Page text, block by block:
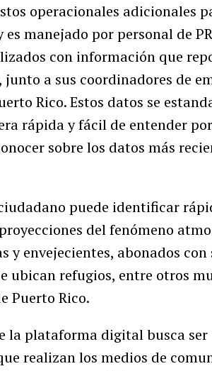
operacionales adicionales
manejado por personal de
con información que
a sus coordinadores de
Rico. Estos datos se
rápida y fácil de entender
sobre los datos más
puede identificar
del fenómeno
y envejecientes, abonados
ubican refugios, entre otros
Puerto Rico.
la plataforma digital busca
realizan los medios de